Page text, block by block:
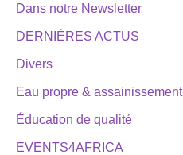
Dans notre Newsletter
DERNIÈRES ACTUS
Divers
Eau propre & assainissement
Éducation de qualité
EVENTS4AFRICA